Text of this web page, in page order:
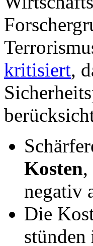
kritisiert,
Kosten,
negativ
Die
stünden